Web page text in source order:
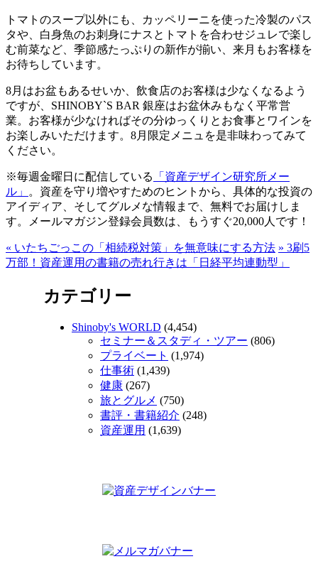
トマトのスープ以外にも、カッペリーニを使った冷製のパス
タや、白身魚のお刺身にナスとトマトを合わせジュレで楽し
む前菜など、季節感たっぷりの新作が揃い、来月もお客様を
お待ちしています。
8月はお盆もあるせいか、飲食店のお客様は少なくなるよう
ですが、SHINOBY`S BAR 銀座はお盆休みもなく平常営
業。お客様が少なければその分ゆっくりとお食事とワインを
お楽しみいただけます。8月限定メニュを是非味わってみて
ください。
※毎週金曜日に配信している
「資産デザイン研究所メー
ル」
。資産を守り増やすためのヒントから、具体的な投資の
アイディア、そしてグルメな情報まで、無料でお届けしま
す。メールマガジン登録会員数は、もうすぐ20,000人です！
« いたちごっこの「相続税対策」を無意味にする方法 » 3刷5
万部！資産運用の書籍の売れ行きは「日経平均連動型」
カテゴリー
Shinoby's WORLD (4,454)
セミナー＆スタディ・ツアー (806)
プライベート (1,974)
仕事術 (1,439)
健康 (267)
旅とグルメ (750)
書評・書籍紹介 (248)
資産運用 (1,639)